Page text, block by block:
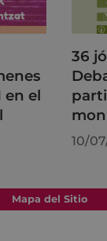
en el
36
10/
Mapa del Sitio